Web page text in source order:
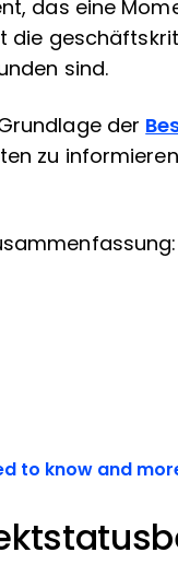
das eine
die
sind.
der
zu
to know and